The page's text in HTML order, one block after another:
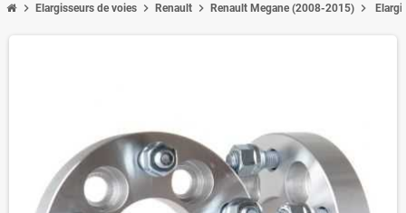
chevron_right Elargisseurs de voies chevron_right Renault chevron_right Renault Megane (2008-2015) chevron_right